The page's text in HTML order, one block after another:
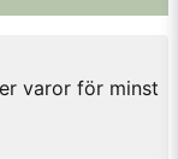
varor för minst